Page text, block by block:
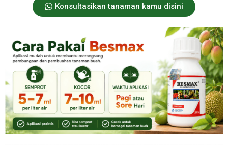
Konsultasikan tanaman kamu disini